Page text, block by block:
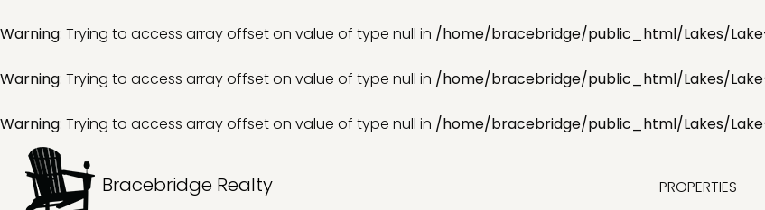
Warning: Trying to access array offset on value of type null in /home/bracebridge/public_html/Lakes/
Warning: Trying to access array offset on value of type null in /home/bracebridge/public_html/Lakes/
Warning: Trying to access array offset on value of type null in /home/bracebridge/public_html/Lakes/
Bracebridge Realty PROPERTIES